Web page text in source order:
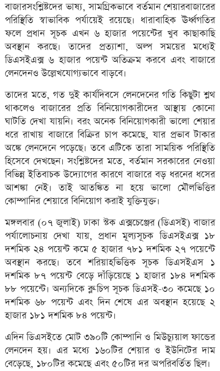
বাজারসংশ্লিষ্টদের ভাষ্য, সামগ্রিকভাবে বর্তমান শেয়ারবাজারের
পরিস্থিতি স্বাভাবিক পর্যায়েই রয়েছে। ধারাবাহিক ঊর্ধ্বগতির
ফলে প্রধান সূচক এখন ৬ হাজার পয়েন্টের খুব কাছাকাছি
অবস্থান করছে। তাদের প্রত্যাশা, অল্প সময়ের মধ্যেই
ডিএসইএক্স ৬ হাজার পয়েন্ট অতিক্রম করবে এবং বাজারে
লেনদেনও উল্লেখযোগ্যভাবে বাড়বে।
তাদের মতে, গত দুই কার্যদিবসে লেনদেনের গতি কিছুটা শ্লথ
থাকলেও বাজারের প্রতি বিনিয়োগকারীদের আস্থায় কোনো
ঘাটতি দেখা যায়নি। বরং অনেক বিনিয়োগকারী ভালো শেয়ার
ধরে রাখায় বাজারে বিক্রির চাপ কমেছে, যার প্রভাব টাকার
অঙ্কে লেনদেনে পড়েছে। তবে এটিকে তারা সাময়িক পরিস্থিতি
হিসেবে দেখছেন। সংশ্লিষ্টদের মতে, বর্তমান সরকারের নেওয়া
বিভিন্ন ইতিবাচক উদ্যোগের কারণে বাজারে বড় ধরনের ধসের
আশঙ্কা নেই। তাই আতঙ্কিত না হয়ে ভালো মৌলভিত্তির
কোম্পানির শেয়ারে বিনিয়োগ করাই যুক্তিযুক্ত।
মঙ্গলবার (০৭ জুলাই) ঢাকা স্টক এক্সচেঞ্জের (ডিএসই) বাজার
পর্যালোচনায় দেখা যায়, প্রধান মূল্যসূচক ডিএসইএক্স ১৮
দশমিক ২৪ পয়েন্ট কমে ৫ হাজার ৭৮১ দশমিক ২৭ পয়েন্টে
অবস্থান করছে। তবে শরিয়াহভিত্তিক সূচক ডিএসইএস ১
দশমিক ৮৭ পয়েন্ট বেড়ে দাঁড়িয়েছে ১ হাজার ১৮৪ দশমিক
৮৮ পয়েন্টে। অন্যদিকে ব্লু-চিপ সূচক ডিএসই-৩০ কমেছে ১০
দশমিক ৬৮ পয়েন্ট এবং দিন শেষে এর অবস্থান হয়েছে ২
হাজার ১৮১ দশমিক ৮৪ পয়েন্ট।
এদিন ডিএসইতে মোট ৩৯০টি কোম্পানি ও মিউচ্যুয়াল ফান্ডের
লেনদেন হয়। এর মধ্যে ১৬০টির শেয়ার ও ইউনিটের দাম
বেড়েছে, ১৮০টির কমেছে এবং ৫০টির দর অপরিবর্তিত ছিল।